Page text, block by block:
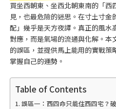
買坐西朝東、坐西北朝東南的「
見，也最危險的迷思。在寸土寸
配」幾乎是天方夜譚。真正的風水
對應，而是氣場的流通與化解。
的誤區，並提供馬上能用的實戰
掌握自己的運勢。
Table of Contents
誤區一：西四命只能住西四宅？